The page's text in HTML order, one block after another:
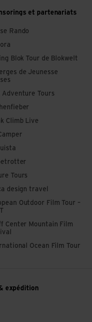
et partenariats
Rando
Blok Tour de Blokwelt
de Jeunesse
Adventure Tours
Climb Live
Tours
design travel
Outdoor Film Tour –
Center Mountain Film
Ocean Film Tour
expédition